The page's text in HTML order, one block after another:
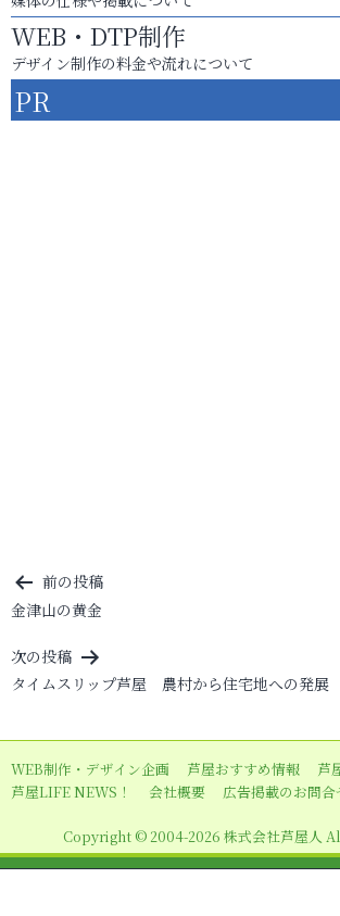
WEB・DTP制作
デザイン制作の料金や流れについて
PR
投
稿
ナ
ビ
ー
シ
ン
前の投稿
金津山の黄金
次の投稿
タイムスリップ芦屋 農村から住宅地への発展
WEB制作・デザイン企画 芦屋おすすめ情報
芦
芦屋LIFE NEWS！
会社概要 広告掲載のお問合
Copyright © 2004-2026 株式会社芦屋人